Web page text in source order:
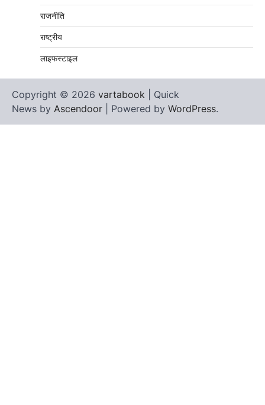
राजनीति
राष्ट्रीय
लाइफस्टाइल
Copyright © 2026 vartabook | Quick
News by Ascendoor | Powered by WordPress.